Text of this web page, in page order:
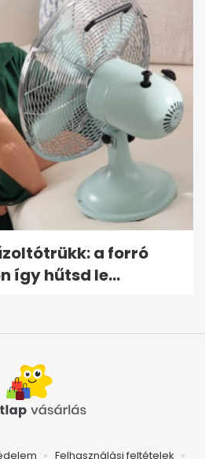
a forró
így hűtsd le...
Felhasználási feltételek